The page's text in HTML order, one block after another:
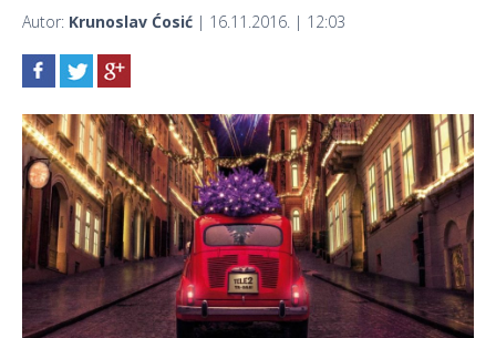
Autor: Krunoslav Ćosić | 16.11.2016. | 12:03